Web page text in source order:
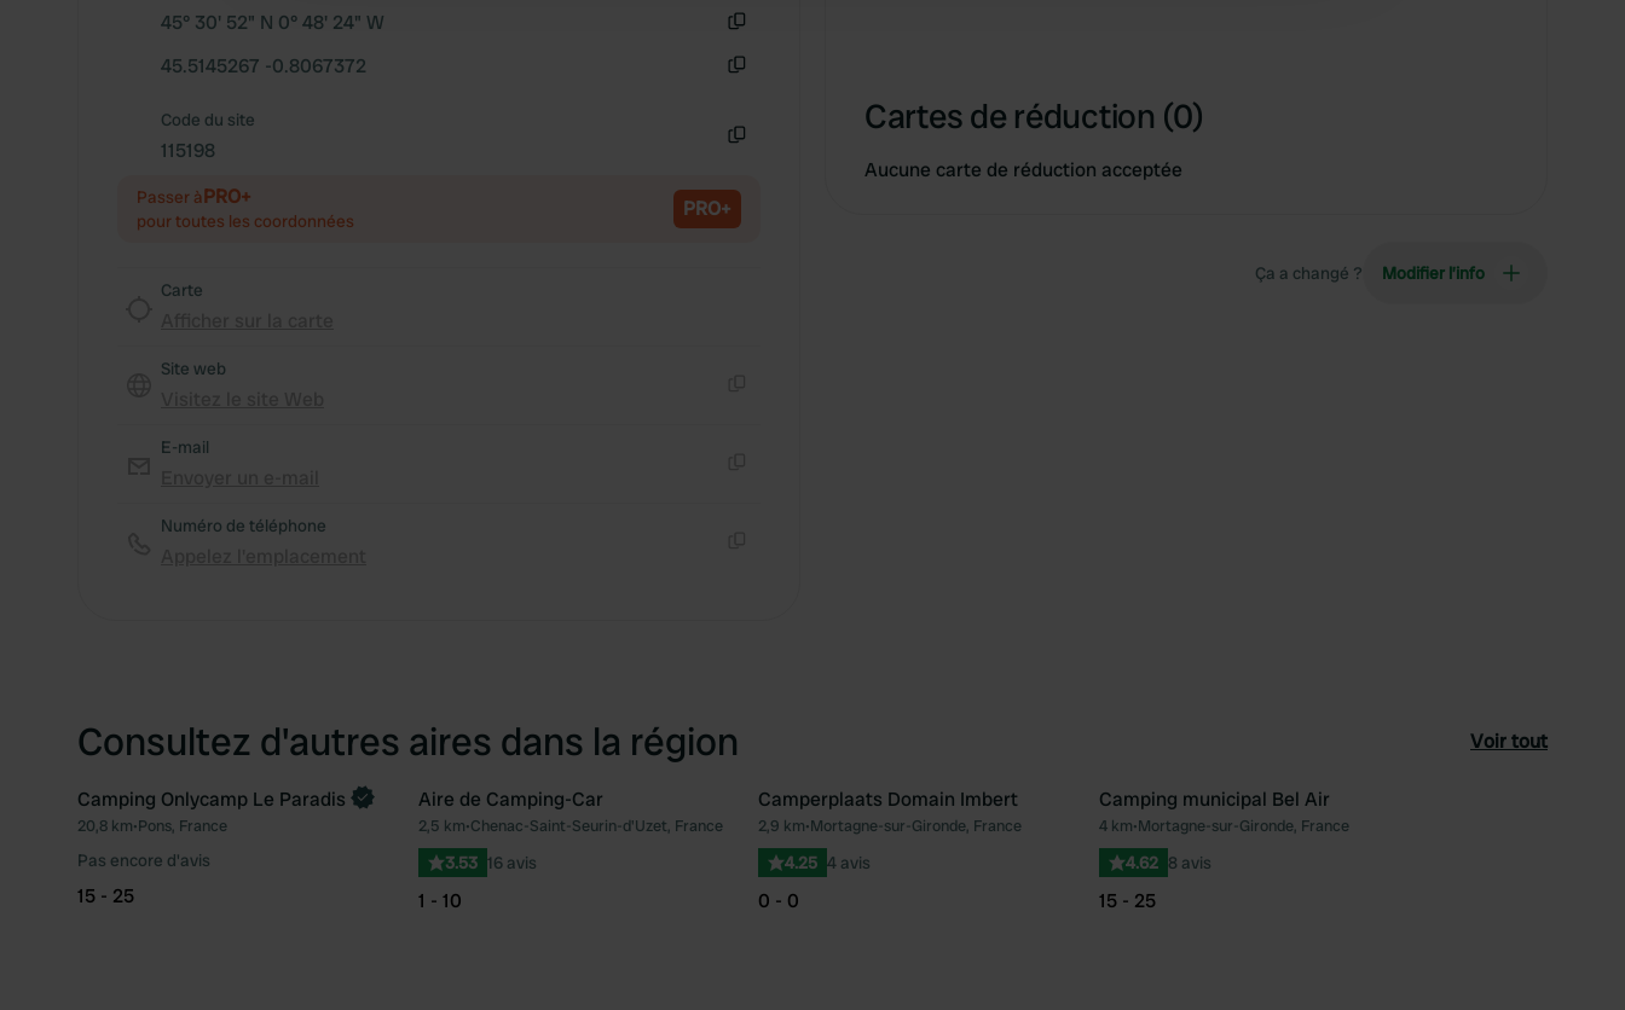
45° 30' 52" N 0° 48' 24" W
45.5145267 -0.8067372
Code du site
115198
Passer àPRO+
pour toutes les coordonnées PRO+
Carte
Site web
E-mail
Numéro de téléphone
Cartes de réduction (0)
Aucune carte de réduction acceptée
Ça a changé ? Modifier l’info
Consultez d'autres aires dans la région Voir tout
Préféré
Camping Onlycamp Le Paradis
20,8 km•Pons, France
Pas encore d'avis
15 - 25
Préféré
Aire de Camping-Car
2,5 km•Chenac-Saint-Seurin-d'Uzet, France
3.53 16 avis
1 - 10
Préféré
Camperplaats Domain Imbert
2,9 km•Mortagne-sur-Gironde, France
4.25 4 avis
0 - 0
Camping municipal Bel Air
4 km•Mortagne-sur-Gironde, France
4.62 8 avis
15 - 25